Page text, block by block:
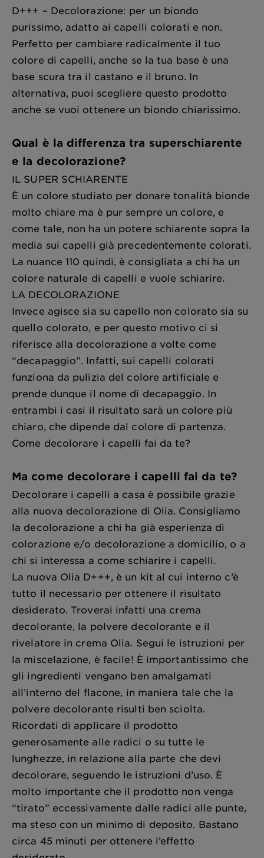
D+++ – Decolorazione: per un biondo
purissimo, adatto ai capelli colorati e non.
Perfetto per cambiare radicalmente il tuo
colore di capelli, anche se la tua base è una
base scura tra il castano e il bruno. In
alternativa, puoi scegliere questo prodotto
anche se vuoi ottenere un biondo chiarissimo.
Qual è la differenza tra superschiarente
e la decolorazione?
IL SUPER SCHIARENTE
È un colore studiato per donare tonalità bionde
molto chiare ma è pur sempre un colore, e
come tale, non ha un potere schiarente sopra la
media sui capelli già precedentemente colorati.
La nuance 110 quindi, è consigliata a chi ha un
colore naturale di capelli e vuole schiarire.
LA DECOLORAZIONE
Invece agisce sia su capello non colorato sia su
quello colorato, e per questo motivo ci si
riferisce alla decolorazione a volte come
“decapaggio”. Infatti, sui capelli colorati
funziona da pulizia del colore artificiale e
prende dunque il nome di decapaggio. In
entrambi i casi il risultato sarà un colore più
chiaro, che dipende dal colore di partenza.
Come decolorare i capelli fai da te?
Ma come decolorare i capelli fai da te?
Decolorare i capelli a casa è possibile grazie
alla nuova decolorazione di Olia. Consigliamo
la decolorazione a chi ha già esperienza di
colorazione e/o decolorazione a domicilio, o a
chi si interessa a come schiarire i capelli.
La nuova Olia D+++, è un kit al cui interno c’è
tutto il necessario per ottenere il risultato
desiderato. Troverai infatti una crema
decolorante, la polvere decolorante e il
rivelatore in crema Olia. Segui le istruzioni per
la miscelazione, è facile! È importantissimo che
gli ingredienti vengano ben amalgamati
all’interno del flacone, in maniera tale che la
polvere decolorante risulti ben sciolta.
Ricordati di applicare il prodotto
generosamente alle radici o su tutte le
lunghezze, in relazione alla parte che devi
decolorare, seguendo le istruzioni d’uso. È
molto importante che il prodotto non venga
“tirato” eccessivamente dalle radici alle punte,
ma steso con un minimo di deposito. Bastano
circa 45 minuti per ottenere l’effetto